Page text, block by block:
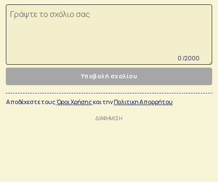
0 /2000
Υποβολή σχολίου
Αποδέχεστε τουςΌροι Χρήσηςκαι τηνΠολιτικη Απορρήτου